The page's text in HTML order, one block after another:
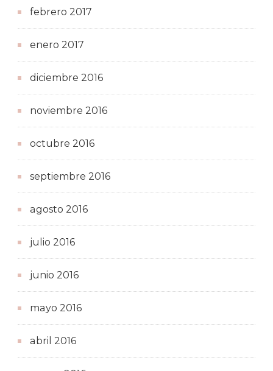
febrero 2017
enero 2017
diciembre 2016
noviembre 2016
octubre 2016
septiembre 2016
agosto 2016
julio 2016
junio 2016
mayo 2016
abril 2016